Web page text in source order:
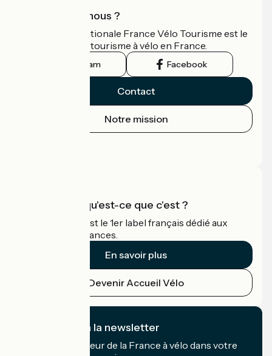
Qui sommes-nous ?
L'association nationale France Vélo Tourisme est le
guide officiel du tourisme à vélo en France.
Instagram Facebook
Contact
Notre mission
Accueil Vélo qu'est-ce que c'est ?
Accueil Vélo c'est le 1er label français dédié aux
cyclistes en vacances.
En savoir plus
Devenir Accueil Vélo
Je m'abonne à la newsletter
Recevez le meilleur de la France à vélo dans votre